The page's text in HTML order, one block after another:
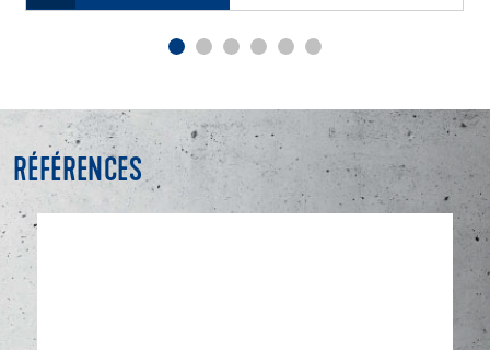
RÉFÉRENCES